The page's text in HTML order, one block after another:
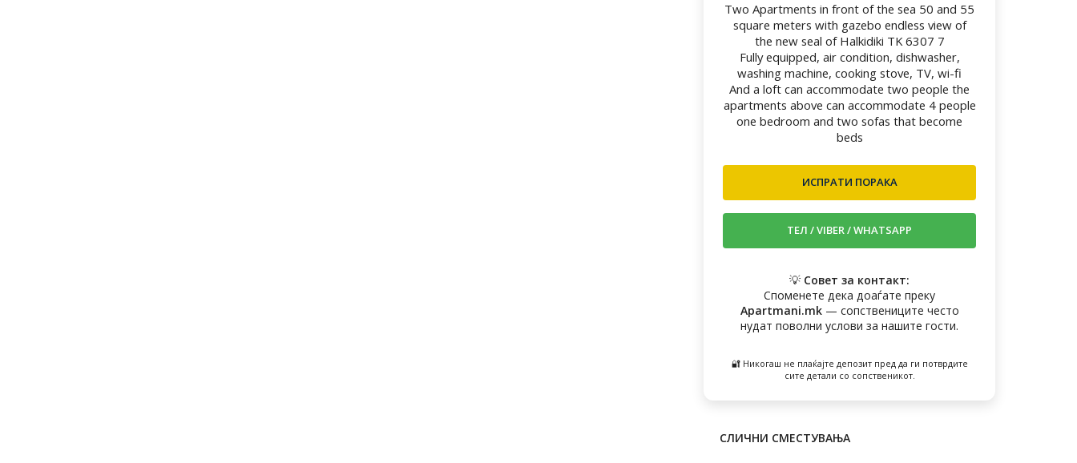
Two Apartments in front of the sea 50 and 55
square meters with gazebo endless view of
the new seal of Halkidiki TK 6307 7
Fully equipped, air condition, dishwasher,
washing machine, cooking stove, TV, wi-fi
And a loft can accommodate two people the
apartments above can accommodate 4 people
one bedroom and two sofas that become
beds
💡 Совет за контакт:
Споменете дека доаѓате преку
Apartmani.mk— сопствениците често
нудат поволни услови за нашите гости.
🔐 Никогаш не плаќајте депозит пред да ги потврдите
сите детали со сопственикот.
СЛИЧНИ СМЕСТУВАЊА